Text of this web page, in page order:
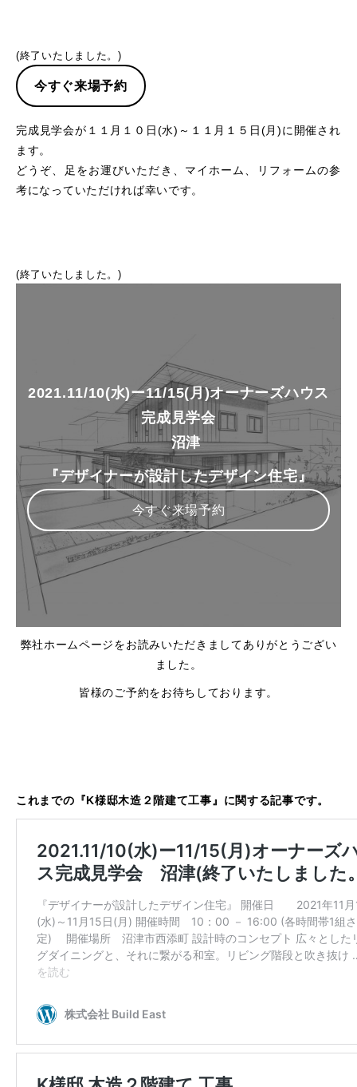
(終了いたしました。)
今すぐ来場予約
完成見学会が１１月１０日(水)～１１月１５日(月)に開催され
ます。
どうぞ、足をお運びいただき、マイホーム、リフォームの参
考になっていただければ幸いです。
(終了いたしました。)
2021.11/10(水)ー11/15(月)オーナーズハウス
完成見学会
沼津
『デザイナーが設計したデザイン住宅』
今すぐ来場予約
弊社ホームページをお読みいただきましてありがとうござい
ました。
皆様のご予約をお待ちしております。
これまでの『K様邸木造２階建て工事』に関する記事です。